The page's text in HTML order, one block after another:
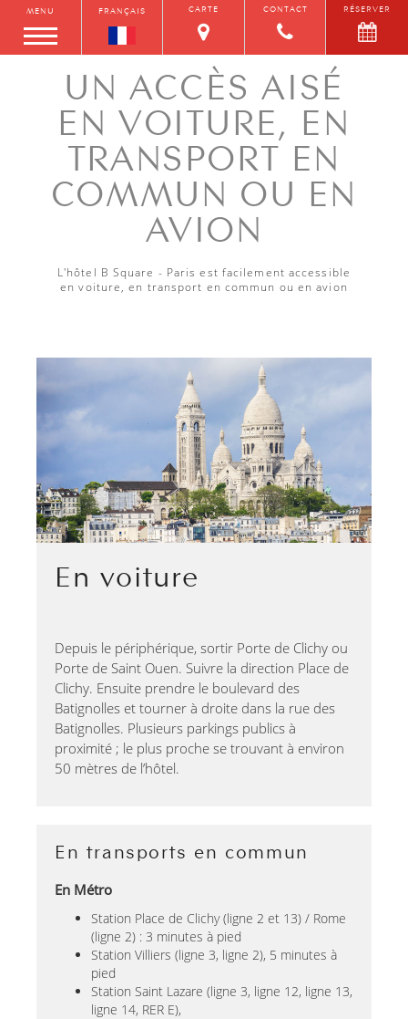
MENU FRANÇAIS CARTE CONTACT RÉSERVER
UN ACCÈS AISÉ
EN VOITURE, EN
TRANSPORT EN
COMMUN OU EN
AVION
L'hôtel B Square - Paris est facilement accessible
en voiture, en transport en commun ou en avion
En voiture
Depuis le périphérique, sortir Porte de Clichy ou
Porte de Saint Ouen. Suivre la direction Place de
Clichy. Ensuite prendre le boulevard des
Batignolles et tourner à droite dans la rue des
Batignolles. Plusieurs parkings publics à
proximité ; le plus proche se trouvant à environ
50 mètres de l’hôtel.
En transports en commun
En Métro
Station Place de Clichy (ligne 2 et 13) / Rome
(ligne 2) : 3 minutes à pied
Station Villiers (ligne 3, ligne 2), 5 minutes à
pied
Station Saint Lazare (ligne 3, ligne 12, ligne 13,
ligne 14, RER E),